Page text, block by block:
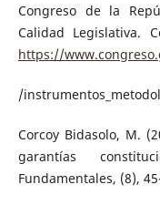
Congreso de la
Calidad Legislativa.
https://
/
Corcoy Bidasolo, M.
garantías
Fundamentales, (8),